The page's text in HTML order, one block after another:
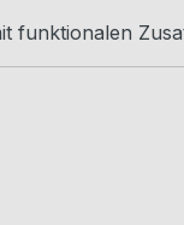
funktionalen